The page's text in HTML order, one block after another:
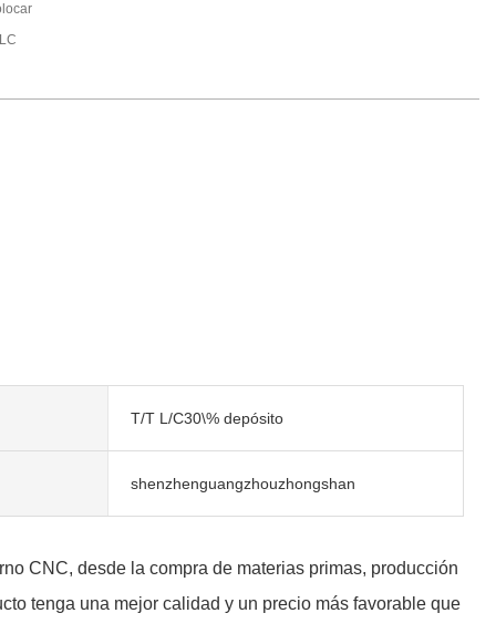
T/T L/C30\% depósito
shenzhenguangzhouzhongshan
CNC, desde la compra de materias primas, producción
tenga una mejor calidad y un precio más favorable que